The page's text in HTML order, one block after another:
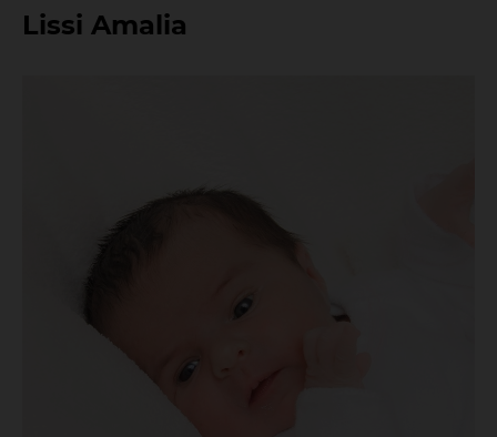
Lissi Amalia